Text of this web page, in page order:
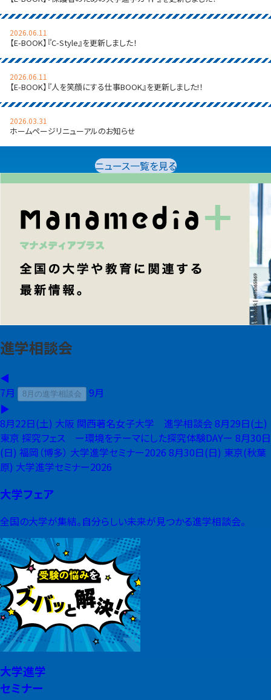
2026.06.11
【E-BOOK】『C-Style』を更新しました！
2026.06.11
【E-BOOK】『人を笑顔にする仕事BOOK』を更新しました!！
2026.03.31
ホームページリニューアルのお知らせ
ニュース一覧を見る
進学相談会
◀
7月
8月の進学相談会
9月
▶
8月22日(土) 大阪 関西著名女子大学 進学相談会8月29日(土)
東京 探究フェス ー環境をテーマにした探究体験DAYー 8月30日
(日) 福岡（博多） 大学進学セミナー2026 8月30日(日) 東京(秋葉
原) 大学進学セミナー2026
大学フェア
全国の大学が集結。自分らしい未来が見つかる進学相談会。
大学進学
セミナー